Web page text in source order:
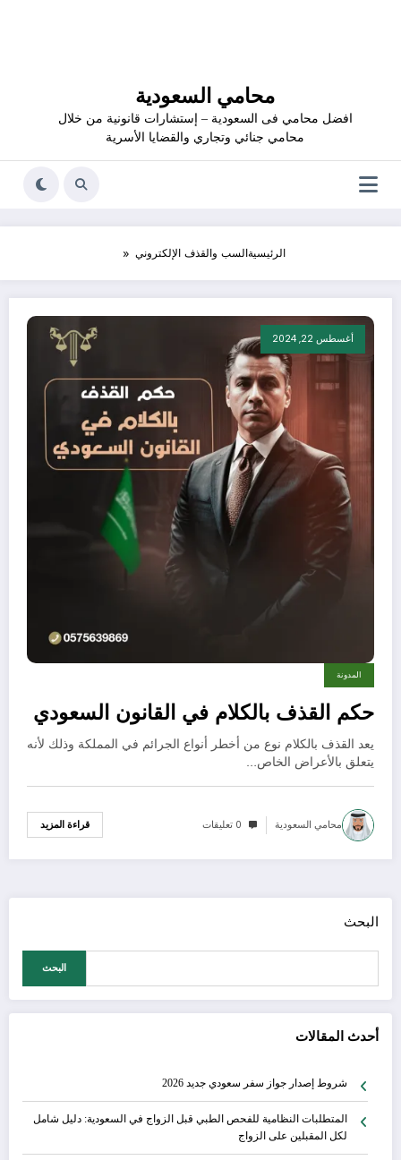
محامي السعودية
افضل محامي فى السعودية – إستشارات قانونية من خلال
محامي جنائي وتجاري والقضايا الأسرية
الرئيسيةالسب والقذف الإلكتروني
أغسطس 22, 2024
المدونة
حكم القذف بالكلام في القانون السعودي
يعد القذف بالكلام نوع من أخطر أنواع الجرائم في المملكة وذلك لأنه
يتعلق بالأعراض الخاص…
محامي السعودية 0 تعليقات قراءة المزيد
البحث
البحث
أحدث المقالات
شروط إصدار جواز سفر سعودي جديد 2026
المتطلبات النظامية للفحص الطبي قبل الزواج في السعودية: دليل شامل
لكل المقبلين على الزواج